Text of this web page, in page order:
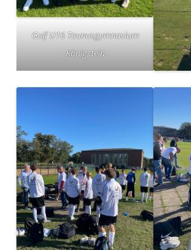
Golf U16 Taunusgymnasium
Königstein